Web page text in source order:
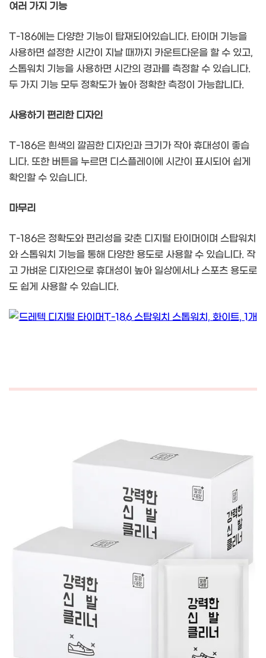
여러 가지 기능
T-186에는 다양한 기능이 탑재되어있습니다. 타이머 기능을
사용하면 설정한 시간이 지날 때까지 카운트다운을 할 수 있고,
스톱워치 기능을 사용하면 시간의 경과를 측정할 수 있습니다.
두 가지 기능 모두 정확도가 높아 정확한 측정이 가능합니다.
사용하기 편리한 디자인
T-186은 흰색의 깔끔한 디자인과 크기가 작아 휴대성이 좋습
니다. 또한 버튼을 누르면 디스플레이에 시간이 표시되어 쉽게
확인할 수 있습니다.
마무리
T-186은 정확도와 편리성을 갖춘 디지털 타이머이며 스탑워치
와 스톱워치 기능을 통해 다양한 용도로 사용할 수 있습니다. 작
고 가벼운 디자인으로 휴대성이 높아 일상에서나 스포츠 용도로
도 쉽게 사용할 수 있습니다.